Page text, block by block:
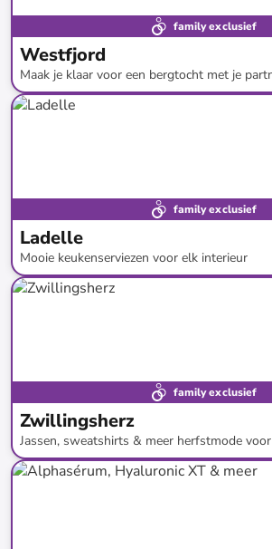
family exclusief
Westfjord
Maak je klaar voor een bergtocht met je
tot-69%*
family exclusief
Ladelle
Mooie keukenserviezen voor elk interieur
tot-59%* Nieuw bij limango
family exclusief
Zwillingsherz
Jassen, sweatshirts & meer herfstmode
tot-71%*